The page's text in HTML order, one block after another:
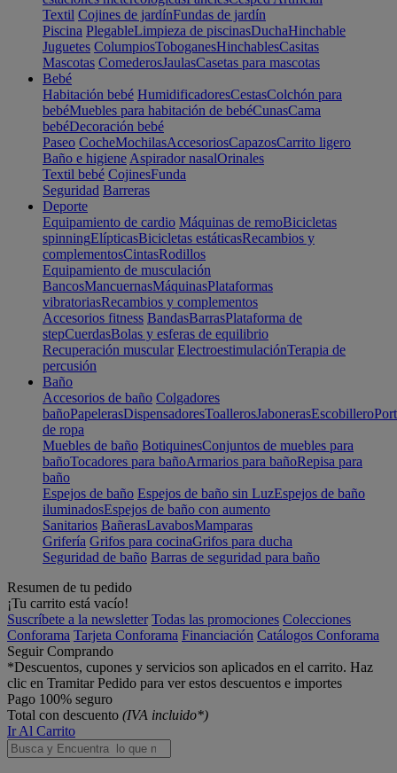
Textil Cojines de jardínFundas de jardín
Piscina PlegableLimpieza de piscinasDuchaHinchable
Juguetes ColumpiosToboganesHinchablesCasitas
Mascotas ComederosJaulasCasetas para mascotas
Bebé
Habitación bebé HumidificadoresCestasColchón para
bebéMuebles para habitación de bebéCunasCama
bebéDecoración bebé
Paseo CocheMochilasAccesoriosCapazosCarrito ligero
Baño e higiene Aspirador nasalOrinales
Textil bebé CojinesFunda
Seguridad Barreras
Deporte
Equipamiento de cardio Máquinas de remoBicicletas
spinningElípticasBicicletas estáticasRecambios y
complementosCintasRodillos
Equipamiento de musculación
BancosMancuernasMáquinasPlataformas
vibratoriasRecambios y complementos
Accesorios fitness BandasBarrasPlataforma de
stepCuerdasBolas y esferas de equilibrio
Recuperación muscular ElectroestimulaciónTerapia de
percusión
Baño
Accesorios de baño Colgadores
bañoPapelerasDispensadoresToallerosJabonerasEscobillero
de ropa
Muebles de baño BotiquinesConjuntos de muebles para
bañoTocadores para bañoArmarios para bañoRepisa para
baño
Espejos de baño Espejos de baño sin LuzEspejos de baño
iluminadosEspejos de baño con aumento
Sanitarios BañerasLavabosMamparas
Grifería Grifos para cocinaGrifos para ducha
Seguridad de baño Barras de seguridad para baño
Resumen de tu pedido
¡Tu carrito está vacío!
Suscríbete a la newsletter Todas las promociones Colecciones
Conforama Tarjeta Conforama Financiación Catálogos Conforama
Seguir Comprando
*Descuentos, cupones y servicios son aplicados en el carrito. Haz
clic en Tramitar Pedido para ver estos descuentos e importes
Pago 100% seguro
Total con descuento (IVA incluido*)
Ir Al Carrito